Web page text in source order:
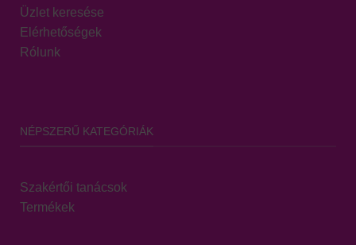
Üzlet keresése
Elérhetőségek
Rólunk
NÉPSZERŰ KATEGÓRIÁK
Szakértői tanácsok
Termékek